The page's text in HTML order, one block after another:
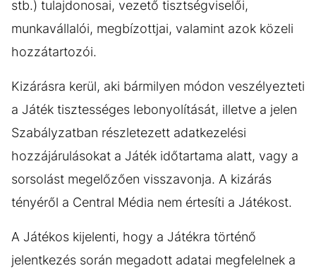
stb.) tulajdonosai, vezető tisztségviselői,
munkavállalói, megbízottjai, valamint azok közeli
hozzátartozói.
Kizárásra kerül, aki bármilyen módon veszélyezteti
a Játék tisztességes lebonyolítását, illetve a jelen
Szabályzatban részletezett adatkezelési
hozzájárulásokat a Játék időtartama alatt, vagy a
sorsolást megelőzően visszavonja. A kizárás
tényéről a Central Média nem értesíti a Játékost.
A Játékos kijelenti, hogy a Játékra történő
jelentkezés során megadott adatai megfelelnek a